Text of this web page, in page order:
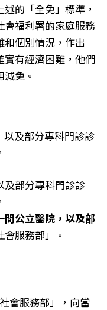
的「全免」標準，
會福利署的家庭服務
個別情況，作出
實有經濟困難，他們
免。
及部分專科門診診
間公立醫院，以及部
會服務部」。
會服務部」，向當